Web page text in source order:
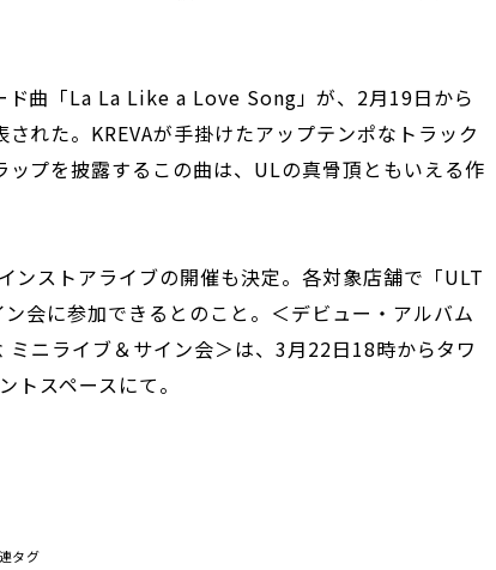
ド曲「La La Like a Love Song」が、2月19日から
れた。KREVAが手掛けたアップテンポなトラック
ップを披露するこの曲は、ULの真骨頂ともいえる作
ンストアライブの開催も決定。各対象店舗で「ULT
会に参加できるとのこと。＜デビュー・アルバム
ミニライブ＆サイン会＞は、3月22日18時からタワ
トスペースにて。
タグ